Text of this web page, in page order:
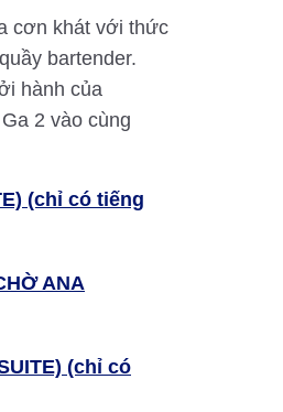
cơn khát với thức
bartender.
hành của
2 vào cùng
(chỉ có tiếng
ANA
(chỉ có